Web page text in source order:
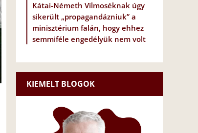
Kátai-Németh Vilmoséknak úgy
sikerült „propagandázniuk” a
minisztérium falán, hogy ehhez
semmiféle engedélyük nem volt
KIEMELT BLOGOK